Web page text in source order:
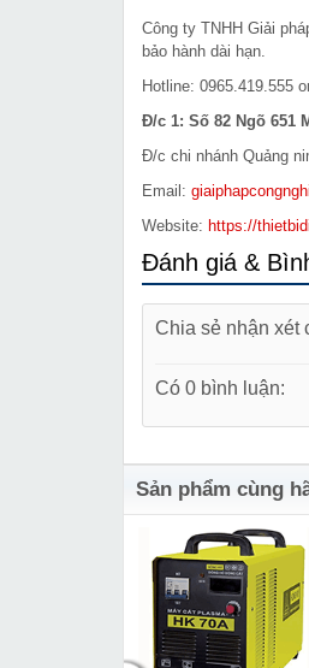
Công ty TNHH Giải
bảo hành dài hạn.
Hotline: 0965.419.555
Đ/c 1: Số 82 Ngõ 651
Đ/c chi nhánh Quảng
Email:
Website: https://
Đánh giá &
Chia sẻ nhận xét
Có 0 bình luận:
Sản phẩm cùng